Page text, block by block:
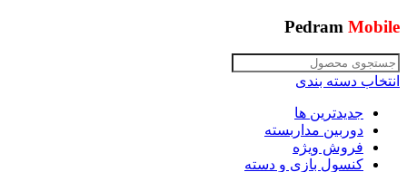
Pedram Mobile
انتخاب دسته بندی
جدیدترین ها
دوربین مداربسته
فروش ویژه
کنسول بازی و دسته